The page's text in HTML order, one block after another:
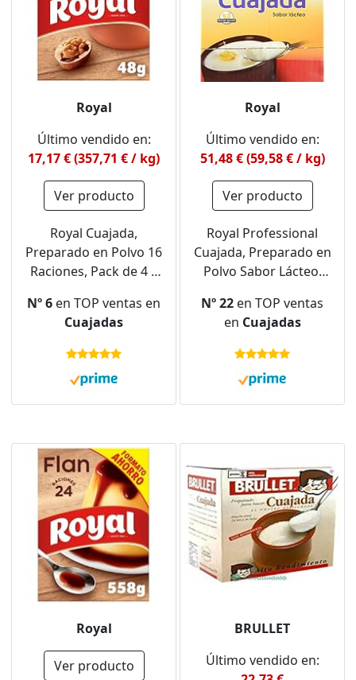
Royal
Último vendido en:
17,17 € (357,71 € / kg)
Ver producto
Royal Cuajada,
Preparado en Polvo 16
Raciones, Pack de 4 x
Nº 6 en TOP ventas en
Cuajadas
Royal
Último vendido en:
51,48 € (59,58 € / kg)
Ver producto
Royal Professional
Cuajada, Preparado en
Polvo Sabor Lácteo,
Nº 22 en TOP ventas
en Cuajadas
Royal
Ver producto
BRULLET
Último vendido en: